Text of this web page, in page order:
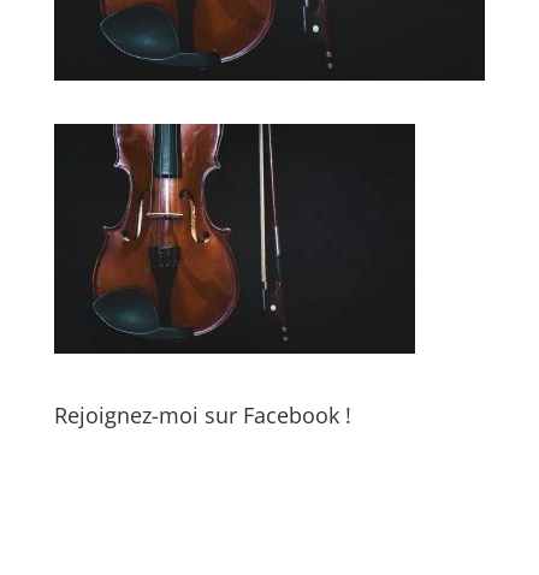
Rejoignez-moi sur Facebook !